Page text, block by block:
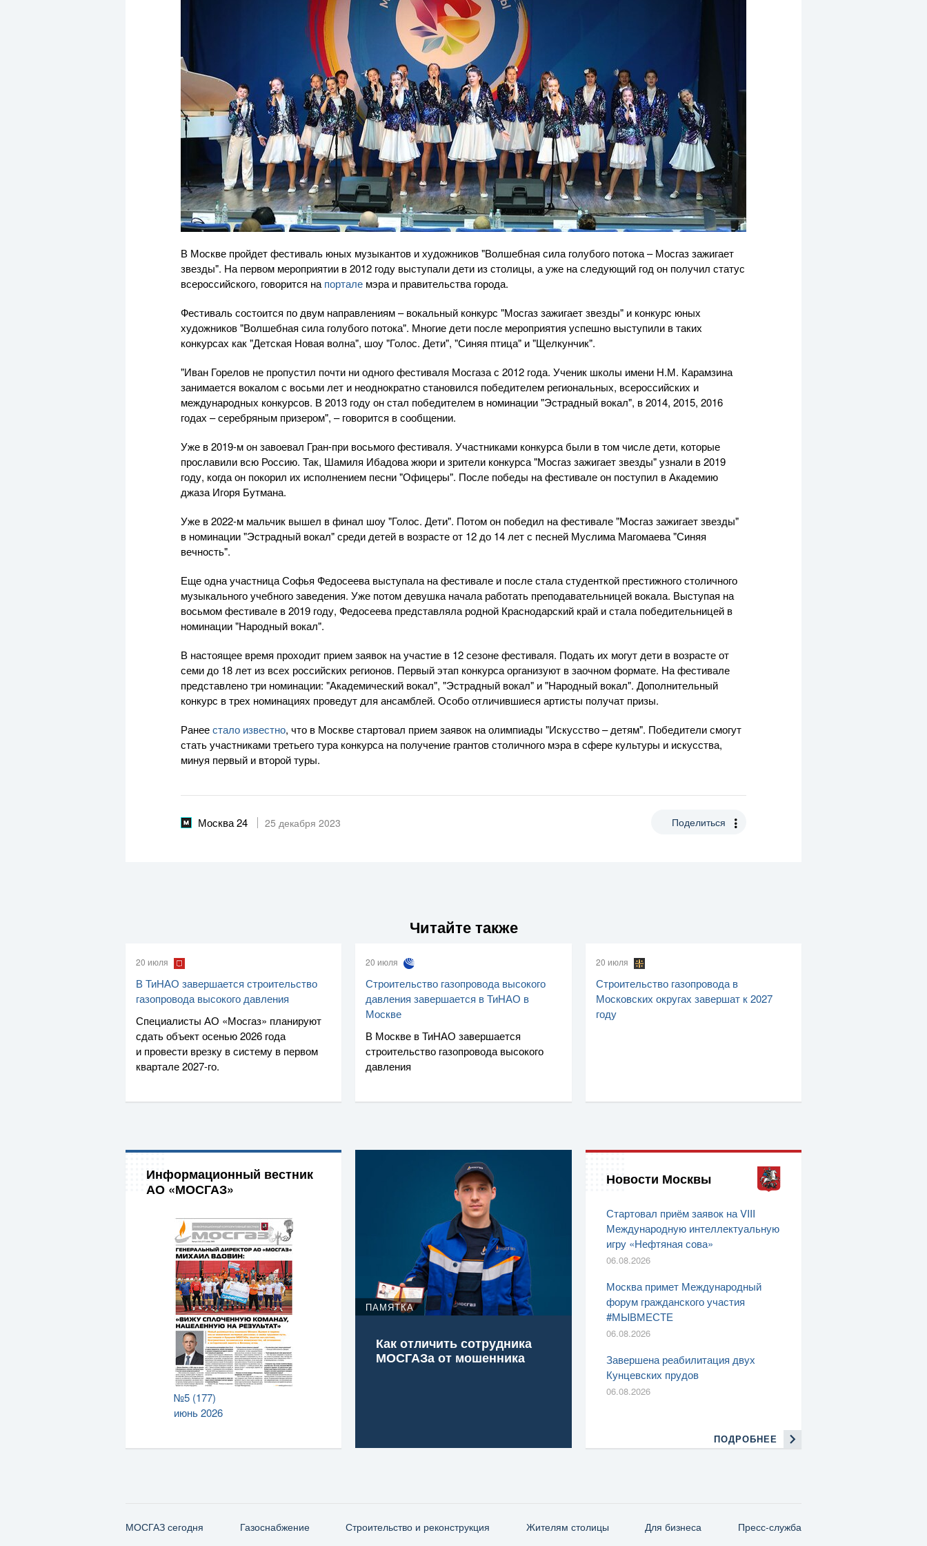
В Москве пройдет фестиваль юных музыкантов и художников "Волшебная сила голубого потока – Мосгаз зажигает
звезды". На первом мероприятии в 2012 году выступали дети из столицы, а уже на следующий год он получил статус
всероссийского, говорится на портале мэра и правительства города.
Фестиваль состоится по двум направлениям – вокальный конкурс "Мосгаз зажигает звезды" и конкурс юных
художников "Волшебная сила голубого потока". Многие дети после мероприятия успешно выступили в таких
конкурсах как "Детская Новая волна", шоу "Голос. Дети", "Синяя птица" и "Щелкунчик".
"Иван Горелов не пропустил почти ни одного фестиваля Мосгаза с 2012 года. Ученик школы имени Н.М. Карамзина
занимается вокалом с восьми лет и неоднократно становился победителем региональных, всероссийских и
международных конкурсов. В 2013 году он стал победителем в номинации "Эстрадный вокал", в 2014, 2015, 2016
годах – серебряным призером", – говорится в сообщении.
Уже в 2019-м он завоевал Гран-при восьмого фестиваля. Участниками конкурса были в том числе дети, которые
прославили всю Россию. Так, Шамиля Ибадова жюри и зрители конкурса "Мосгаз зажигает звезды" узнали в 2019
году, когда он покорил их исполнением песни "Офицеры". После победы на фестивале он поступил в Академию
джаза Игоря Бутмана.
Уже в 2022-м мальчик вышел в финал шоу "Голос. Дети". Потом он победил на фестивале "Мосгаз зажигает звезды"
в номинации "Эстрадный вокал" среди детей в возрасте от 12 до 14 лет с песней Муслима Магомаева "Синяя
вечность".
Еще одна участница Софья Федосеева выступала на фестивале и после стала студенткой престижного столичного
музыкального учебного заведения. Уже потом девушка начала работать преподавательницей вокала. Выступая на
восьмом фестивале в 2019 году, Федосеева представляла родной Краснодарский край и стала победительницей в
номинации "Народный вокал".
В настоящее время проходит прием заявок на участие в 12 сезоне фестиваля. Подать их могут дети в возрасте от
семи до 18 лет из всех российских регионов. Первый этап конкурса организуют в заочном формате. На фестивале
представлено три номинации: "Академический вокал", "Эстрадный вокал" и "Народный вокал". Дополнительный
конкурс в трех номинациях проведут для ансамблей. Особо отличившиеся артисты получат призы.
Ранеестало известно, что в Москве стартовал прием заявок на олимпиады "Искусство – детям". Победители смогут
стать участниками третьего тура конкурса на получение грантов столичного мэра в сфере культуры и искусства,
минуя первый и второй туры.
Москва 24 25 декабря 2023 Поделиться
Читайте также
20 июля
В ТиНАО завершается строительство
газопровода высокого давления
Специалисты АО «Мосгаз» планируют
сдать объект осенью 2026 года
и провести врезку в систему в первом
квартале2027-го.
20 июля
Строительство газопровода высокого
давления завершается в ТиНАО в
Москве
В Москве в ТиНАО завершается
строительство газопровода высокого
давления
20 июля
Строительство газопровода в
Московских округах завершат к 2027
году
Информационный вестник
АО «МОСГАЗ»
№5 (177)
июнь 2026
ПАМЯТКА
Как отличить сотрудника
МОСГАЗа от мошенника
Новости Москвы
Стартовал приём заявок на VIII
Международную интеллектуальную
игру «Нефтяная сова»
06.08.2026
Москва примет Международный
форум гражданского участия
#МЫВМЕСТЕ
06.08.2026
Завершена реабилитация двух
Кунцевских прудов
06.08.2026
ПОДРОБНЕЕ
МОСГАЗ сегодня Газо­снабжение Строительство и реконструкция Жителям столицы Для бизнеса Пресс-служба